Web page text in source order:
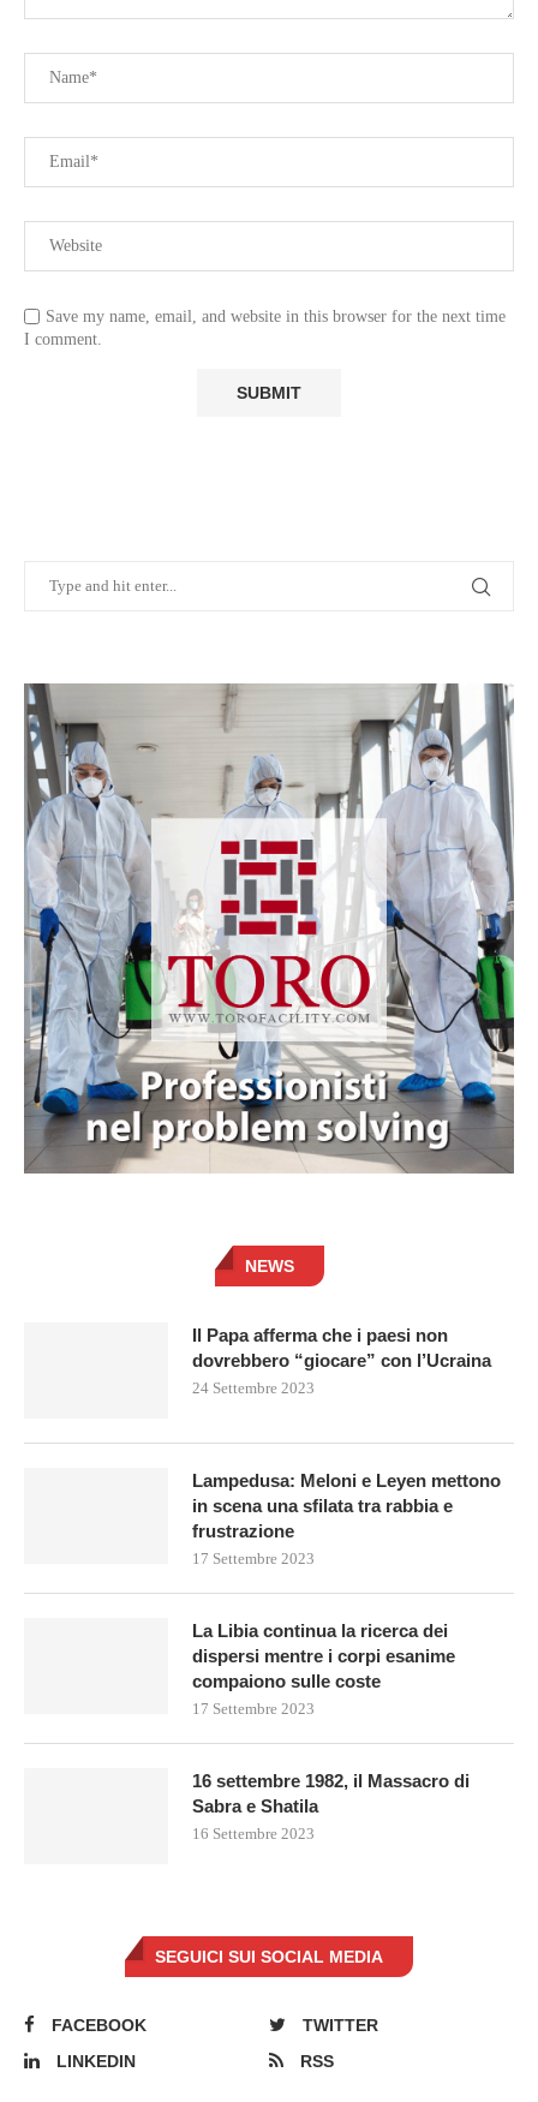
Save my name, email, and website in this browser for the next time
I comment.
NEWS
Il Papa afferma che i paesi non
dovrebbero “giocare” con l’Ucraina
24 Settembre 2023
Lampedusa: Meloni e Leyen mettono
in scena una sfilata tra rabbia e
frustrazione
17 Settembre 2023
La Libia continua la ricerca dei
dispersi mentre i corpi esanime
compaiono sulle coste
17 Settembre 2023
16 settembre 1982, il Massacro di
Sabra e Shatila
16 Settembre 2023
SEGUICI SUI SOCIAL MEDIA
FACEBOOK
TWITTER
LINKEDIN
RSS